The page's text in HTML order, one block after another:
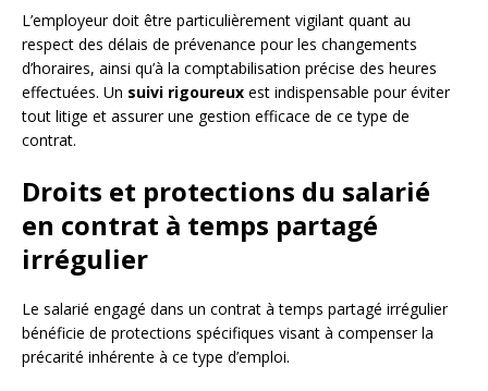
L’employeur doit être particulièrement vigilant quant au
respect des délais de prévenance pour les changements
d’horaires, ainsi qu’à la comptabilisation précise des heures
effectuées. Un suivi rigoureux est indispensable pour éviter
tout litige et assurer une gestion efficace de ce type de
contrat.
Droits et protections du salarié
en contrat à temps partagé
irrégulier
Le salarié engagé dans un contrat à temps partagé irrégulier
bénéficie de protections spécifiques visant à compenser la
précarité inhérente à ce type d’emploi.